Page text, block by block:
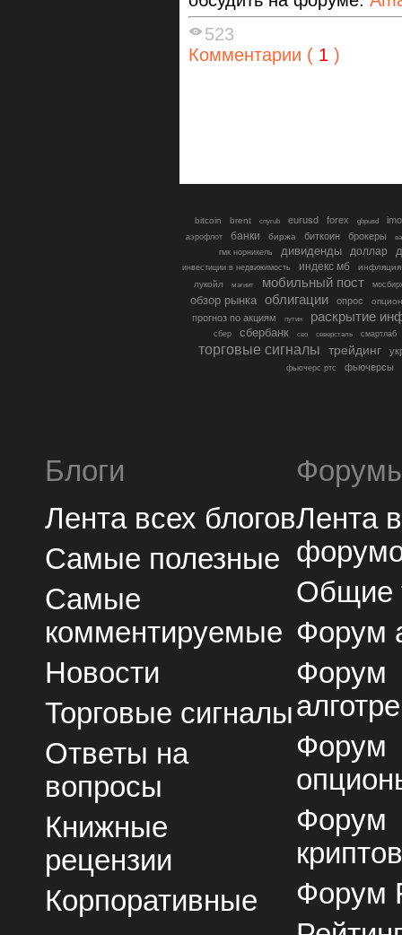
523
Комментарии ( 1 )
bitcoin brent cnyrub eurusd forex gbpusd
аэрофлот банки биржа биткоин брокеры
гмк норникель
дивиденды доллар
инвестиции в недвижимость индекс мб
инфляция
лукойл
магнит мобильный пост
обзор рынка облигации опрос
прогноз по акциям путин раскрытие
сбер сбербанк сво северсталь смартлаб
торговые сигналы трейдинг
фьючерс ртс фьючерсы
Блоги
Лента всех блогов
Самые полезные
Самые
комментируемые
Новости
Торговые сигналы
Ответы на
вопросы
Книжные
рецензии
Корпоративные
Лента
Общие
Форум
Форум
Форум
Форум
Форум